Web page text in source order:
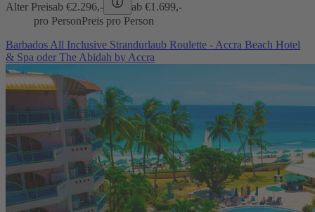
Alter Preisab €2.296,- ab €1.699,-
pro PersonPreis pro Person
Barbados All Inclusive Strandurlaub Roulette - Accra Beach Hotel
& Spa oder The Abidah by Accra